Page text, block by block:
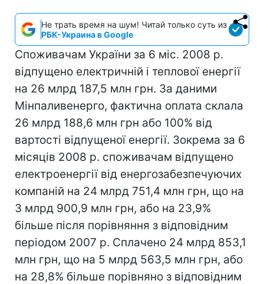
Не трать время на шум! Читай только суть из
РБК-Украина в Google
Споживачам України за 6 міс. 2008 р.
відпущено електричній і теплової енергії
на 26 млрд 187,5 млн грн. За даними
Мінпаливенерго, фактична оплата склала
26 млрд 188,6 млн грн або 100% від
вартості відпущеної енергії. Зокрема за 6
місяців 2008 р. споживачам відпущено
електроенергії від енергозабезпечуючих
компаній на 24 млрд 751,4 млн грн, що на
3 млрд 900,9 млн грн, або на 23,9%
більше після порівняння з відповідним
періодом 2007 р. Сплачено 24 млрд 853,1
млн грн, що на 5 млрд 563,5 млн грн, або
на 28,8% більше порівняно з відповідним